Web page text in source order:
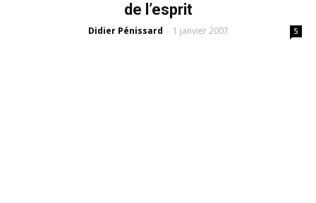
de l’esprit
Didier Pénissard - 1 janvier 2007 5